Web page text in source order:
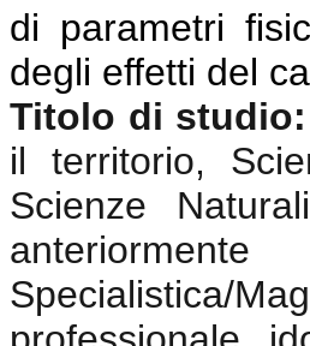
di parametri
degli effetti del
Titolo di studio:
il territorio,
Scienze
Specialistica/